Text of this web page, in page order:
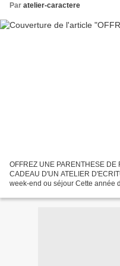
Par atelier-caractere
OFFREZ UNE PARENTHESE
CADEAU D'UN ATELIER
week-end ou séjour Cette année